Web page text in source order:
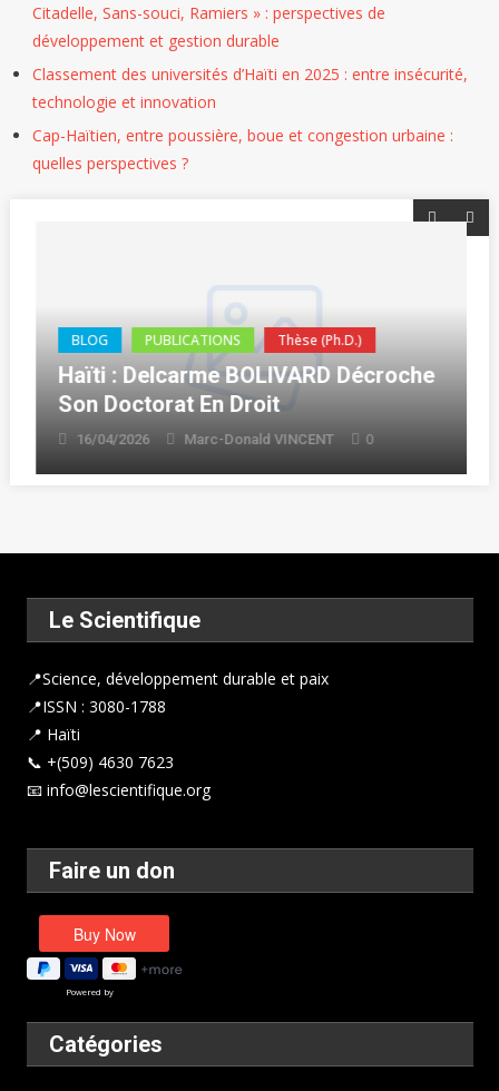
Citadelle, Sans-souci, Ramiers » : perspectives de
développement et gestion durable
Classement des universités d’Haïti en 2025 : entre insécurité,
technologie et innovation
Cap-Haïtien, entre poussière, boue et congestion urbaine :
quelles perspectives ?
BLOG PUBLICATIONS Thèse (Ph.D.)
Haïti : Delcarme BOLIVARD Décroche
Son Doctorat En Droit
16/04/2026 Marc-Donald VINCENT 0
Le Scientifique
📍Science, développement durable et paix
📍ISSN : 3080-1788
📍 Haïti
📞 +(509) 4630 7623
📧 info@lescientifique.org
Faire un don
Powered by
Catégories